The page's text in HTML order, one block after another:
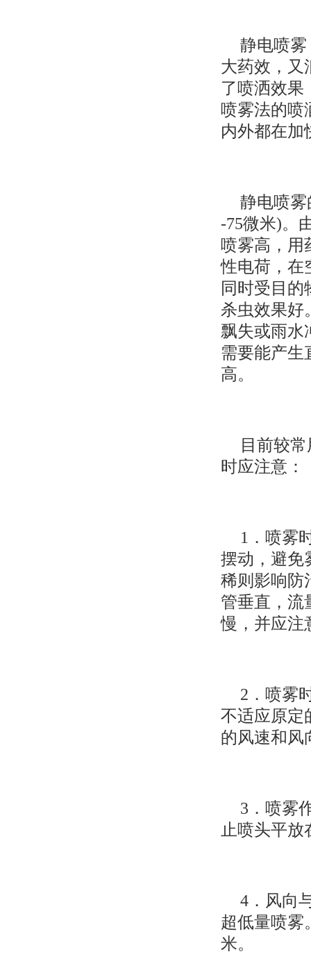
静电喷
大药效，又
了喷洒效果
喷雾法的喷
内外都在加
静电喷
-75微米)。
喷雾高，用
性电荷，在
同时受目
杀虫效果好
飘失或雨水
需要能产生
高。
目前较
时应注意：
1．喷雾
摆动，避免
稀则影响防
管垂直，流
慢，并应注
2．喷雾
不适应原定
的风速和风
3．喷雾
止喷头平
4．风向
超低量喷雾
米。